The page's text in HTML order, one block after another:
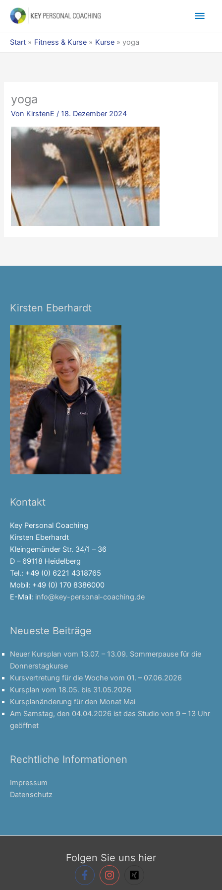
Inhalt
Start Fitness & Kurse Kurse yoga
yoga
Von KirstenE/ 18. Dezember 2024
Kirsten Eberhardt
Kontakt
Key Personal Coaching
Kirsten Eberhardt
Kleingemünder Str. 34/1 – 36
D – 69118 Heidelberg
Tel.: +49 (0) 6221 4318765
Mobil: +49 (0) 170 8386000
E-Mail: info@key-personal-coaching.de
Neueste Beiträge
Neuer Kursplan vom 13.07. – 13.09. Sommerpause für die
Donnerstagkurse
Kursvertretung für die Woche vom 01. – 07.06.2026
Kursplan vom 18.05. bis 31.05.2026
Kursplanänderung für den Monat Mai
Am Samstag, den 04.04.2026 ist das Studio von 9 – 13 Uhr
geöffnet
Rechtliche Informationen
Impressum
Datenschutz
Folgen Sie uns hier